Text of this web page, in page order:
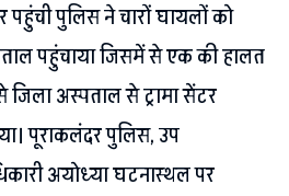
पुलिस ने चारों घायलों को
पहुंचाया जिसमें से एक की हालत
जिला अस्पताल से ट्रामा सेंटर
पूराकलंदर पुलिस, उप
अयोध्या घटनास्थल पर